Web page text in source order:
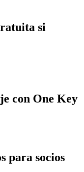
si
con One Key
para socios